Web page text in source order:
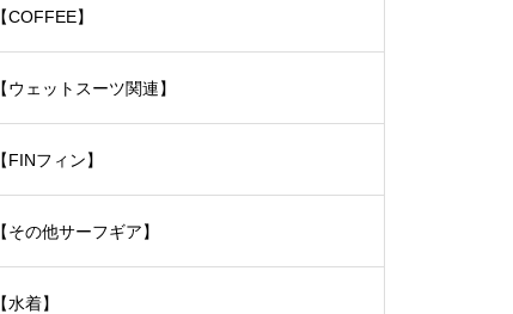
【COFFEE】
【ウェットスーツ関連】
【FINフィン】
【その他サーフギア】
【水着】